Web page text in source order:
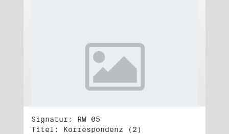
Signatur: RW 05
Titel: Korrespondenz (2)